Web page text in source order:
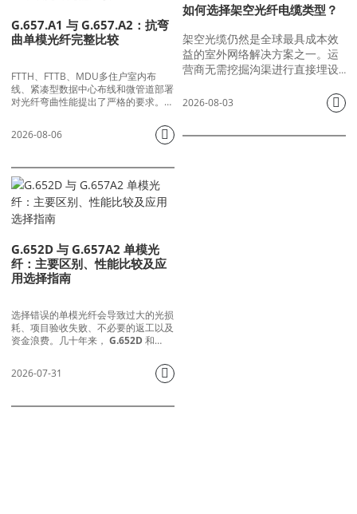
G.657.A1 与 G.657.A2：抗弯
曲单模光纤完整比较
FTTH、FTTB、MDU多住户室内布
线、紧凑型数据中心布线和微管道部署
对光纤弯曲性能提出了严格的要求。传
时会产生明显的宏弯损耗，导致光衰减
过大、PON业务不稳定、间歇性掉线甚
标准来解决这一痛点，定义了两种主流
的向下兼容的抗弯曲光纤。
2026-08-06
如何选择架空光纤电缆类型？
架空光缆仍然是全球最具成本效
益的室外网络解决方案之一。运
营商无需挖掘沟渠进行直接埋设
挂在电线杆、输电塔和建筑物外
墙上，以提供宽带、电网通信和
2026-08-03
G.652D 与 G.657A2 单模光
纤：主要区别、性能比较及应
用选择指南
选择错误的单模光纤会导致过大的光损
耗、项目验收失败、不必要的返工以及
资金浪费。几十年来， G.652D和
纤链路、数据中心布线到FTTH光纤到
户部署，G.652D光纤已在全球光纤项
场工程师和网络设计师不断面临同样的
2026-07-31